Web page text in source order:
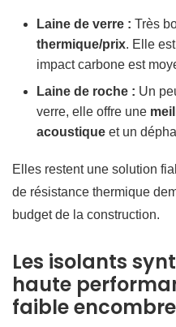
Laine de verre : Très
thermique/prix. Elle
impact carbone est
Laine de roche : Un
verre, elle offre une
acoustique et un
Elles restent une solution
de résistance thermique
budget de la construction.
Les isolants
haute
faible